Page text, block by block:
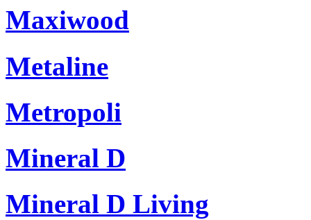
Maxiwood
Metaline
Metropoli
Mineral D
Mineral D Living